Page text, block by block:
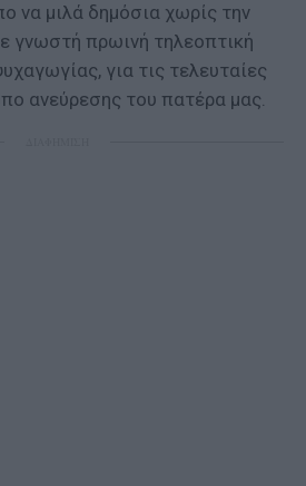
να μιλά δημόσια χωρίς την
γνωστή πρωινή τηλεοπτική
για τις τελευταίες
ανεύρεσης του πατέρα μας.